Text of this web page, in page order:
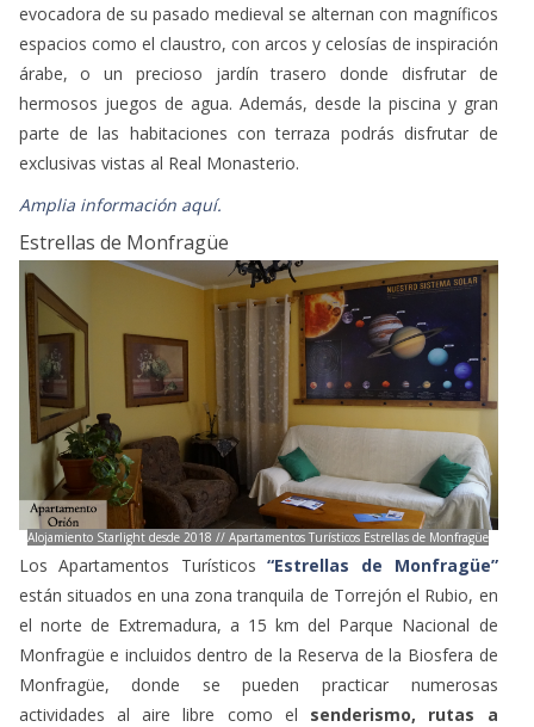
evocadora de su pasado medieval se alternan con magníficos
espacios como el claustro, con arcos y celosías de inspiración
árabe, o un precioso jardín trasero donde disfrutar de
hermosos juegos de agua. Además, desde la piscina y gran
parte de las habitaciones con terraza podrás disfrutar de
exclusivas vistas al Real Monasterio.
Amplia información aquí.
Estrellas de Monfragüe
Alojamiento Starlight desde 2018 // Apartamentos Turísticos Estrellas de Monfragüe
Los Apartamentos Turísticos “Estrellas de Monfragüe”
están situados en una zona tranquila de Torrejón el Rubio, en
el norte de Extremadura, a 15 km del Parque Nacional de
Monfragüe e incluidos dentro de la Reserva de la Biosfera de
Monfragüe, donde se pueden practicar numerosas
actividades al aire libre como el senderismo, rutas a